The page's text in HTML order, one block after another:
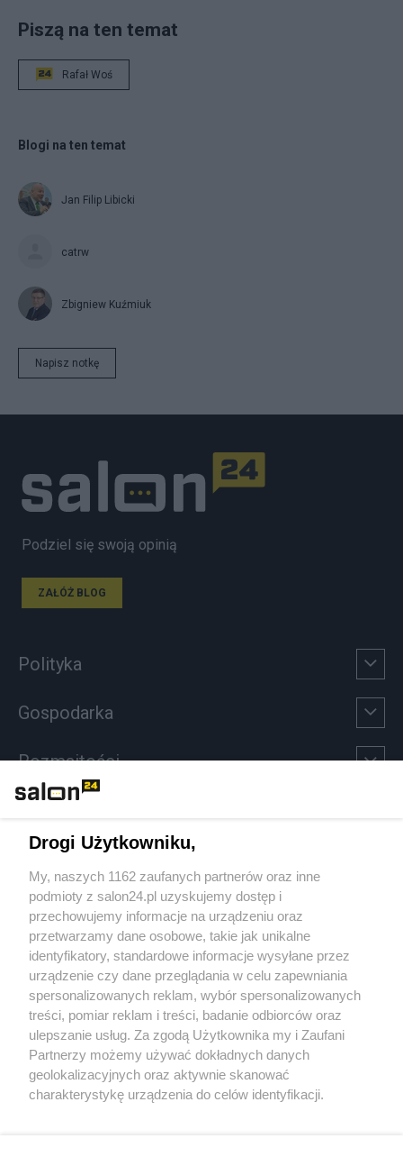
Piszą na ten temat
Rafał Woś
Blogi na ten temat
Jan Filip Libicki
catrw
Zbigniew Kuźmiuk
Napisz notkę
Podziel się swoją opinią
ZAŁÓŻ BLOG
Polityka
Gospodarka
Rozmaitości
Sport
Społeczeństwo
Kultura
X Facebook Instagram Youtube
Drogi Użytkowniku,
My, naszych 1162 zaufanych partnerów oraz inne
podmioty z salon24.pl uzyskujemy dostęp i
przechowujemy informacje na urządzeniu oraz
przetwarzamy dane osobowe, takie jak unikalne
identyfikatory, standardowe informacje wysyłane przez
urządzenie czy dane przeglądania w celu zapewniania
spersonalizowanych reklam, wybór spersonalizowanych
treści, pomiar reklam i treści, badanie odbiorców oraz
ulepszanie usług. Za zgodą Użytkownika my i Zaufani
Partnerzy możemy używać dokładnych danych
geolokalizacyjnych oraz aktywnie skanować
charakterystykę urządzenia do celów identyfikacji.